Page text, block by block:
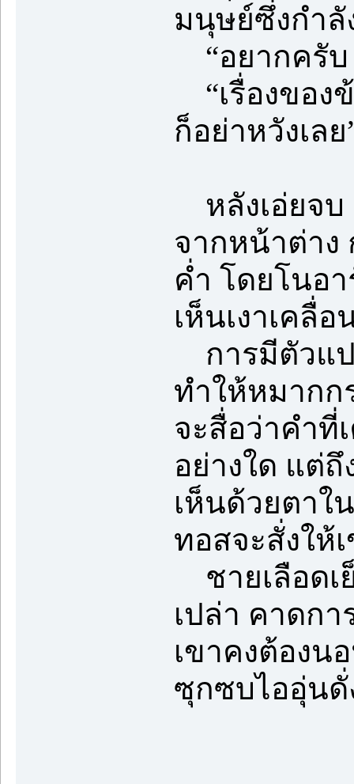
มนุษย์ซึ่งกำลั
“อยากครับ
“เรื่องของ
ก็อย่าหวังเลย
หลังเอ่ยจบ
จากหน้าต่าง
ค่ำ โดยโนอ
เห็นเงาเคลื่อ
การมีตัวแป
ทำให้หมากก
จะสื่อว่าคำที่
อย่างใด แต่ถึ
เห็นด้วยตาใ
ทอสจะสั่งให้
ชายเลือดเ
เปล่า คาดก
เขาคงต้องน
ซุกซบไออุ่น